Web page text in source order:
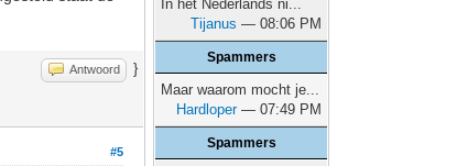
Antwoord }
#5
In het Nederlands ni...
Tijanus — 08:06 PM
Spammers
Maar waarom mocht je...
Hardloper— 07:49 PM
Spammers